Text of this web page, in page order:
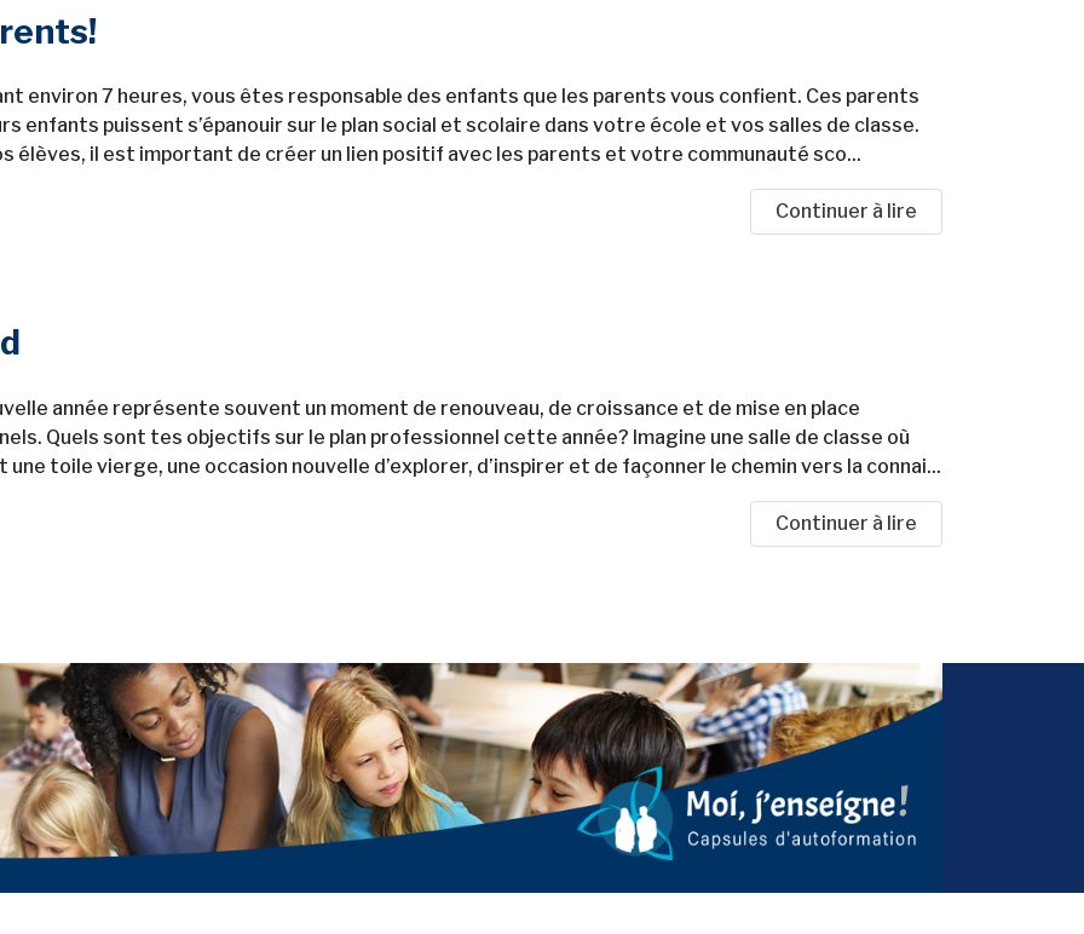
environ 7 heures, vous êtes responsable des enfants que les parents vous confient. Ces parents
enfants puissent s’épanouir sur le plan social et scolaire dans votre école et vos salles de classe.
élèves, il est important de créer un lien positif avec les parents et votre communauté sco...
Continuer à lire
année représente souvent un moment de renouveau, de croissance et de mise en place
Quels sont tes objectifs sur le plan professionnel cette année? Imagine une salle de classe où
une toile vierge, une occasion nouvelle d’explorer, d’inspirer et de façonner le chemin vers la connai...
Continuer à lire